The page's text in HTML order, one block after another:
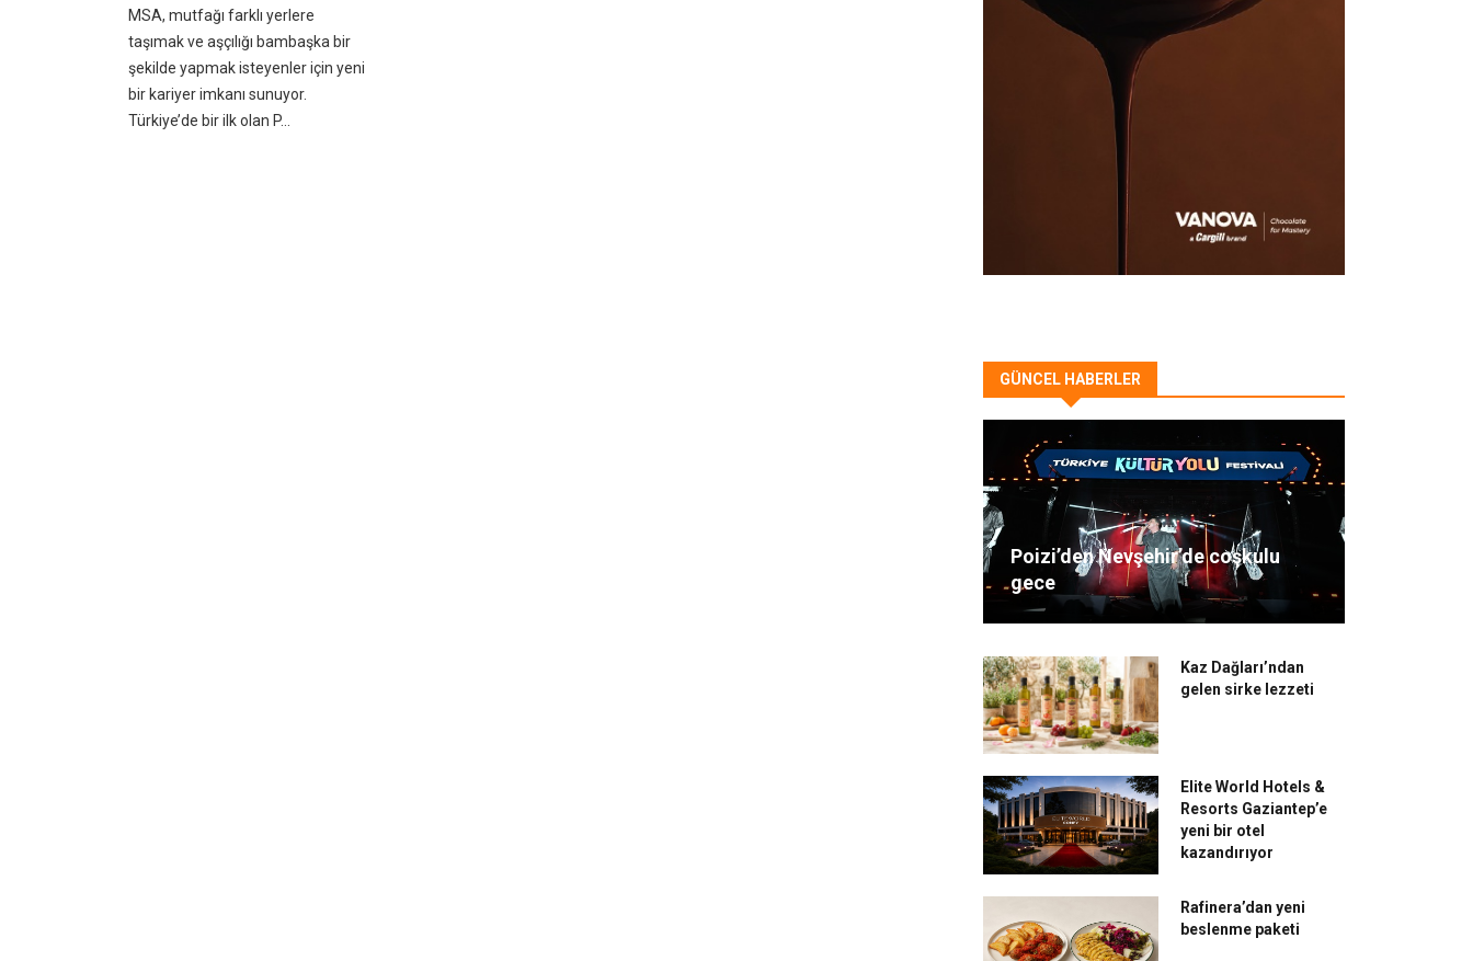
MSA, mutfağı farklı yerlere
taşımak ve aşçılığı bambaşka bir
şekilde yapmak isteyenler için yeni
bir kariyer imkanı sunuyor.
Türkiye’de bir ilk olan P...
GÜNCEL HABERLER
Poizi’den Nevşehir’de coşkulu
gece
Kaz Dağları’ndan
gelen sirke lezzeti
Elite World Hotels &
Resorts Gaziantep’e
yeni bir otel
kazandırıyor
Rafinera’dan yeni
beslenme paketi